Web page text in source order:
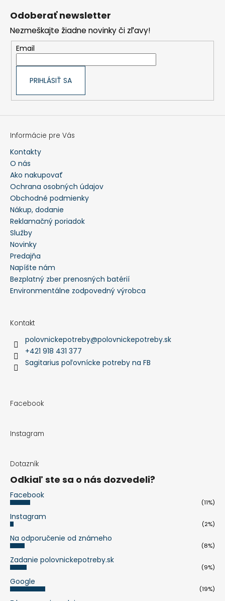
Odoberať newsletter
Nezmeškajte žiadne novinky či zľavy!
Email
PRIHLÁSIŤ SA
Informácie pre Vás
Kontakty
O nás
Ako nakupovať
Ochrana osobných údajov
Obchodné podmienky
Nákup, dodanie
Reklamačný poriadok
Služby
Novinky
Predajňa
Napíšte nám
Bezplatný zber prenosných batérií
Environmentálne zodpovedný výrobca
Kontakt
polovnickepotreby@polovnickepotreby.sk
+421 918 431 377
Sagitarius poľovnícke potreby na FB
Facebook
Instagram
Dotazník
Odkiaľ ste sa o nás dozvedeli?
Facebook
(11%)
Instagram
(2%)
Na odporučenie od známeho
(8%)
Zadanie polovnickepotreby.sk
(9%)
Google
(19%)